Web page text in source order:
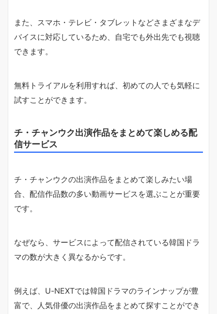
また、スマホ・テレビ・タブレットなどさまざまなデ
バイスに対応しているため、自宅でも外出先でも視聴
できます。
無料トライアルを利用すれば、初めての人でも気軽に
試すことができます。
チ・チャンウク出演作品をまとめて楽しめる配
信サービス
チ・チャンウクの出演作品をまとめて楽しみたい場
合、配信作品数の多い動画サービスを選ぶことが重要
です。
なぜなら、サービスによって配信されている韓国ドラ
マの数が大きく異なるからです。
例えば、U-NEXTでは韓国ドラマのラインナップが豊
富で、人気俳優の出演作品をまとめて探すことができ